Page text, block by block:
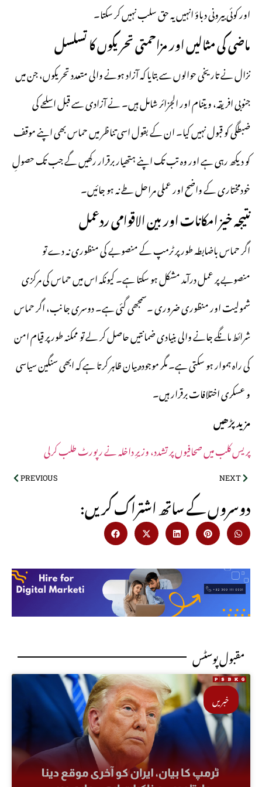
اور کوئی بیرونی دباؤ انہیں یہ حق سلب نہیں کر سکتا۔
ماضی کی مثالیں اور مزاحمتی تحریکوں کا تسلسل
نزال نے تاریخی حوالوں سے بتایا کہ آزاد ہونے والی متعدد تحریکوں، جن میں
جنوبی افریقہ،ویتناماور الجزائر شامل ہیں۔ نے آزادی سے قبل اسلحے کی
ضبطگی کو قبول نہیں کیا۔ ان کے بقول اسی تناظر میں حماس بھی اپنے موقف
کو دیکھ رہی ہے اور وہ تب تک اپنے ہتھیار برقرار رکھیں گے جب تک حصولِ
خودمختاری کے واضح اور عملی مراحل طے نہ ہو جائیں۔
نتیجہ خیز امکانات اور بین الاقوامی ردعمل
اگر حماس باضابطہ طور پر ٹرمپ کے منصوبے کی منظوری نہ دے تو
منصوبے پر عمل درآمد مشکل ہو سکتا ہے۔ کیونکہ اس میں حماس کی مرکزی
شمولیت اور منظوری ضروری ۔سمجھی گئی ہے۔ دوسری جانب، اگر حماس
شرائط مانگے جانے والی بنیادی ضمانتیں حاصل کر لے تو ممکنہ طور پر قیام امن
کی راہ ہموار ہو سکتی ہے۔ مگر موجودہ بیان ظاہر کرتا ہے کہ ابھی سنگین سیاسی
و عسکری اختلافات برقرار ہیں۔
مزید پڑھیں
پریس کلب میں صحافیوں پر تشدد، وزیرِ داخلہ نے رپورٹ طلب کرلی
PREVIOUS NEXT
:دوسروں کے ساتھ اشتراک کریں
مقبول پوسٹس
خبریں